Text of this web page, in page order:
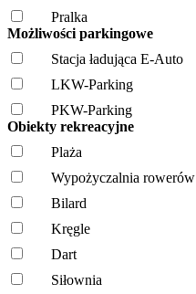
Pralka
Możliwości parkingowe
Stacja ładująca E-Auto
LKW-Parking
PKW-Parking
Obiekty rekreacyjne
Plaża
Wypożyczalnia rowerów
Bilard
Kręgle
Dart
Siłownia